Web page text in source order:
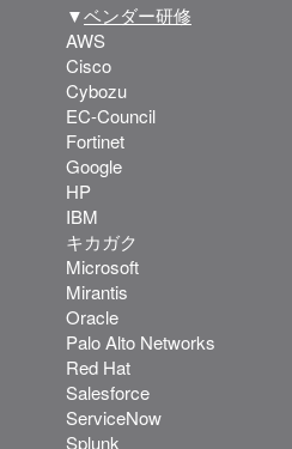
▼ベンダー研修
AWS
Cisco
Cybozu
EC-Council
Fortinet
Google
HP
IBM
キカガク
Microsoft
Mirantis
Oracle
Palo Alto Networks
Red Hat
Salesforce
ServiceNow
Splunk